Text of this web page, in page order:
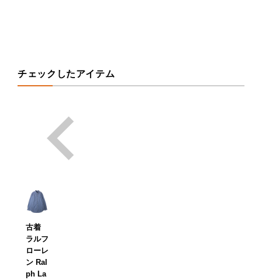
チェックしたアイテム
古着
ラルフ
ローレ
ン Ral
ph La